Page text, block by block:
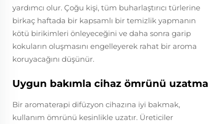
yardımcı olur. Çoğu kişi, tüm buharlaştırıcı türlerine
birkaç haftada bir kapsamlı bir temizlik yapmanın
kötü birikimleri önleyeceğini ve daha sonra garip
kokuların oluşmasını engelleyerek rahat bir aroma
koruyacağını düşünür.
Uygun bakımla cihaz ömrünü uzatma
Bir aromaterapi difüzyon cihazına iyi bakmak,
kullanım ömrünü kesinlikle uzatır. Üreticiler